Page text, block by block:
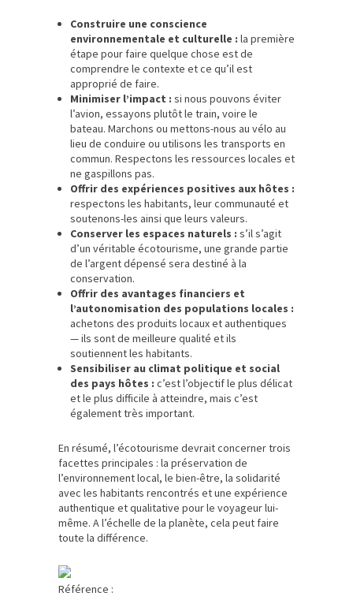
Construire une conscience
environnementale et culturelle : la première
étape pour faire quelque chose est de
comprendre le contexte et ce qu’il est
approprié de faire.
Minimiser l’impact : si nous pouvons éviter
l’avion, essayons plutôt le train, voire le
bateau. Marchons ou mettons-nous au vélo au
lieu de conduire ou utilisons les transports en
commun. Respectons les ressources locales et
ne gaspillons pas.
Offrir des expériences positives aux hôtes :
respectons les habitants, leur communauté et
soutenons-les ainsi que leurs valeurs.
Conserver les espaces naturels : s’il s’agit
d’un véritable écotourisme, une grande partie
de l’argent dépensé sera destiné à la
conservation.
Offrir des avantages financiers et
l’autonomisation des populations locales :
achetons des produits locaux et authentiques
— ils sont de meilleure qualité et ils
soutiennent les habitants.
Sensibiliser au climat politique et social
des pays hôtes : c’est l’objectif le plus délicat
et le plus difficile à atteindre, mais c’est
également très important.
En résumé, l’écotourisme devrait concerner trois
facettes principales : la préservation de
l’environnement local, le bien-être, la solidarité
avec les habitants rencontrés et une expérience
authentique et qualitative pour le voyageur lui-
même. A l’échelle de la planète, cela peut faire
toute la différence.
Référence :